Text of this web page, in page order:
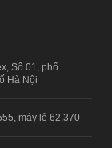
Số 01, phố
Hà Nội
máy lẻ 62.370